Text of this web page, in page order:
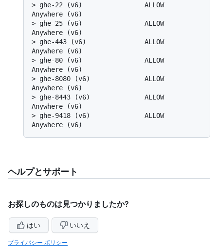
> ghe-22 (v6)                ALLOW
Anywhere (v6)
> ghe-25 (v6)                ALLOW
Anywhere (v6)
> ghe-443 (v6)               ALLOW
Anywhere (v6)
> ghe-80 (v6)                ALLOW
Anywhere (v6)
> ghe-8080 (v6)              ALLOW
Anywhere (v6)
> ghe-8443 (v6)              ALLOW
Anywhere (v6)
> ghe-9418 (v6)              ALLOW
Anywhere (v6)
ヘルプとサポート
お探しのものは見つかりましたか?
はい いいえ
プライバシー ポリシー